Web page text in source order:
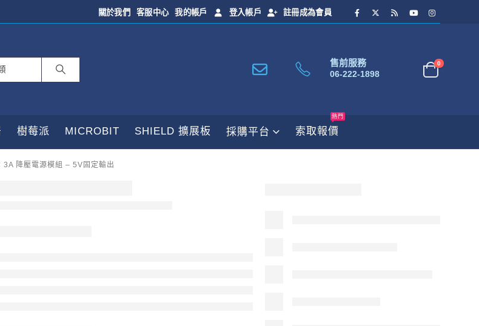
關於我們 客服中心 我的帳戶 登入帳戶 註冊成為會員
售前服務
06-222-1898
0
樹莓派 MICROBIT SHIELD 擴展板 採購平台 索取報價
熱門
降壓電源模組 – 5V固定輸出